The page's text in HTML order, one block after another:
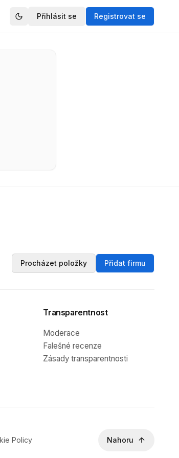
Přihlásit se Registrovat se
Procházet položky Přidat firmu
Transparentnost
Moderace
Falešné recenze
Zásady transparentnosti
Policy Nahoru